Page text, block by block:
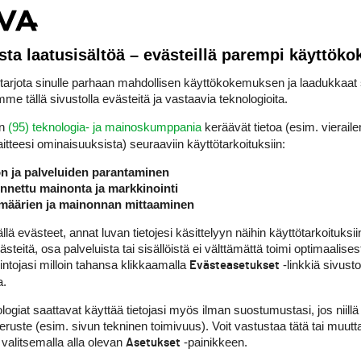
asuinpaikka, kotikunta, tasoitus, ikä, omistamansa auton merkki
kohteista ja ehdoista voi normaalisti päättää hallitus tai
KÄYTTÄMISEEN kytketty päätös on ERITTÄIN riskialtis. Toivottavasti joku
on valmis antamaan tästä omalla nimellään lausunnon.
2010? Muuten Kultakortin näillä ehdoilla ostaneita on johdettu
yhteistyötä kehitetään. Ehkäpä palstan keskusteluistakin voi olla siinä
tuskin on yhdenkään golffarin etu.
kohdella samanlaisten osakkeiden omistajia eriarvoistavasti. JOS
MYYTÄVIEN KORTTIEN MÄÄRÄÄ/KIERROKSIA JA MYYDÄÄN NE
laatusisältöä – evästeillä parempi
sinulle parhaan mahdollisen käyttökokemuksen ja laadukkaat
tällä sivustolla evästeitä ja vastaavia teknologioita.
(95) teknologia- ja mainoskumppania keräävät tietoa (esim.
ominaisuuk­sista) seuraaviin käyttötarkoituksiin:
ja palveluiden parantaminen
mainonta ja markkinointi
ja mainonnan mittaaminen
evästeet, annat luvan tietojesi käsittelyyn näihin
osa palveluista tai sisällöistä ei välttämättä toimi
milloin tahansa klikkaamalla Evästeasetukset -linkkiä
saattavat käyttää tietojasi myös ilman suostumustasi, jos
(esim. sivun tekninen toimivuus). Voit vastustaa tätä tai
alla olevan Asetukset -painikkeen.